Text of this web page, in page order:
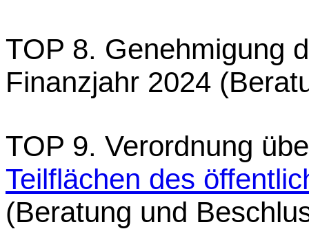
TOP 8. Genehmigung
Finanzjahr 2024
TOP 9. Verordnung
Teilflächen des
(Beratung und